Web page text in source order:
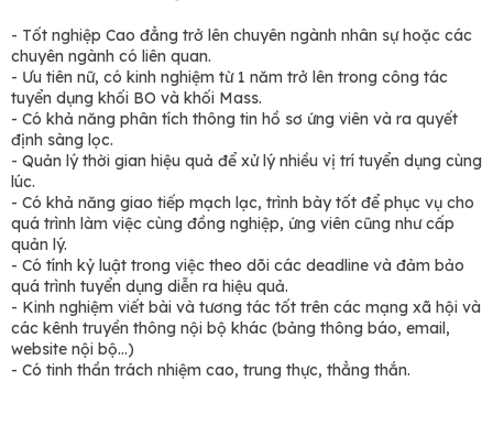
- Tốt nghiệp Cao đẳng trở lên chuyên ngành nhân sự hoặc các
chuyên ngành có liên quan.
- Ưu tiên nữ, có kinh nghiệm từ 1 năm trở lên trong công tác
tuyển dụng khối BO và khối Mass.
- Có khả năng phân tích thông tin hồ sơ ứng viên và ra quyết
định sàng lọc.
- Quản lý thời gian hiệu quả để xử lý nhiều vị trí tuyển dụng cùng
lúc.
- Có khả năng giao tiếp mạch lạc, trình bày tốt để phục vụ cho
quá trình làm việc cùng đồng nghiệp, ứng viên cũng như cấp
quản lý.
- Có tính kỷ luật trong việc theo dõi các deadline và đảm bảo
quá trình tuyển dụng diễn ra hiệu quả.
- Kinh nghiệm viết bài và tương tác tốt trên các mạng xã hội và
các kênh truyền thông nội bộ khác (bảng thông báo, email,
website nội bộ...)
- Có tinh thần trách nhiệm cao, trung thực, thẳng thắn.